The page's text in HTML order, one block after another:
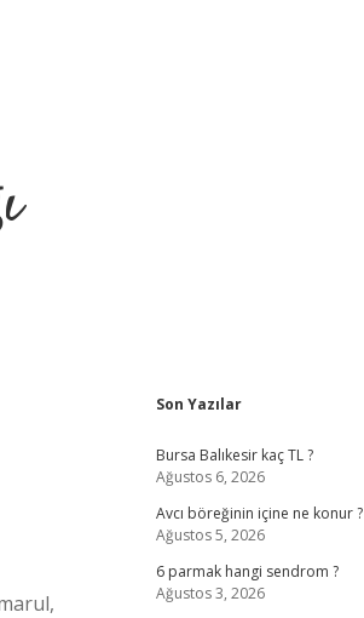
Sidebar
Son Yazılar
Bursa Balıkesir kaç TL ?
Ağustos 6, 2026
Avcı böreğinin içine ne konur ?
Ağustos 5, 2026
6 parmak hangi sendrom ?
Ağustos 3, 2026